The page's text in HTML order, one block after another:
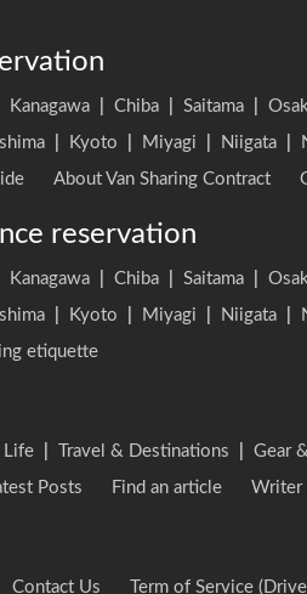
Kanagawa Chiba Saitama
Kyoto Miyagi Niigata
About Van Sharing Contract
reservation
Kanagawa Chiba Saitama
Kyoto Miyagi Niigata
etiquette
Life Travel & Destinations Gear
Posts Find an article Writer
Contact Us Term of Service